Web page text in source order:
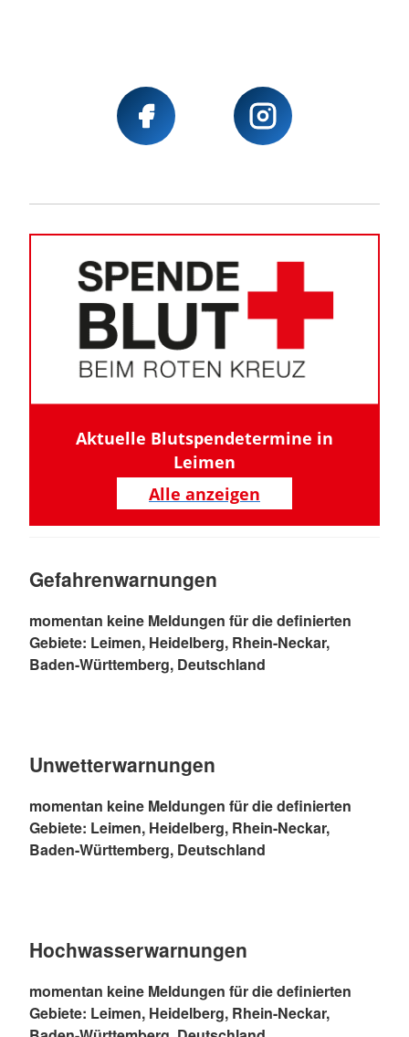
Aktuelle Blutspendetermine in
Leimen
Alle anzeigen
Gefahrenwarnungen
momentan keine Meldungen für die definierten
Gebiete: Leimen, Heidelberg, Rhein-Neckar,
Baden-Württemberg, Deutschland
Unwetterwarnungen
momentan keine Meldungen für die definierten
Gebiete: Leimen, Heidelberg, Rhein-Neckar,
Baden-Württemberg, Deutschland
Hochwasserwarnungen
momentan keine Meldungen für die definierten
Gebiete: Leimen, Heidelberg, Rhein-Neckar,